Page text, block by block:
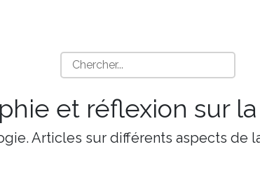
et réflexion sur la
Articles sur différents aspects de